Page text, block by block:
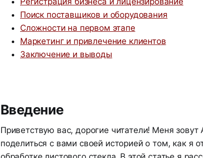
Поиск поставщиков и оборудования
Сложности на первом этапе
Маркетинг и привлечение клиентов
Заключение и выводы
Введение
Приветствую вас, дорогие читатели! Меня
поделиться с вами своей историей о том, как я